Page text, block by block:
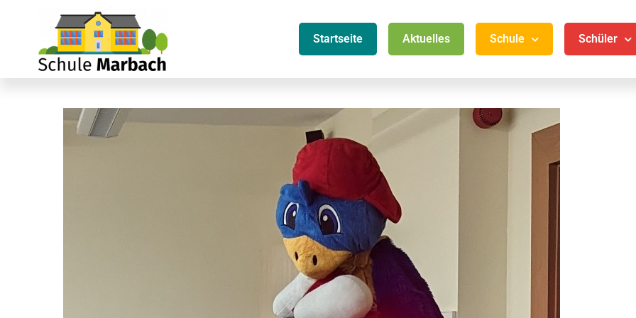
Startseite Aktuelles Schule Schüler